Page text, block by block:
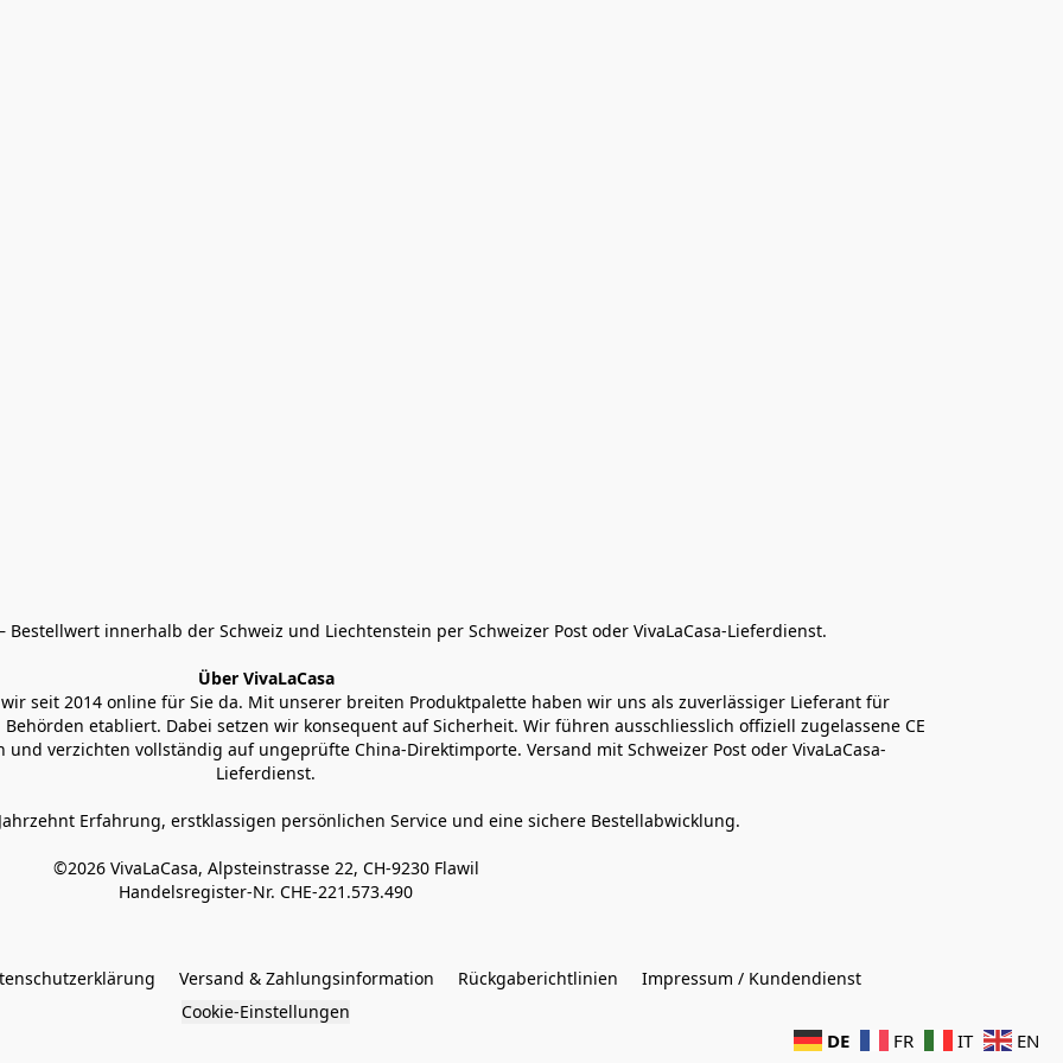
Bestellwert innerhalb der Schweiz und Liechtenstein per Schweizer Post oder VivaLaCasa-Lieferdienst.
Über VivaLaCasa
seit 2014 online für Sie da. Mit unserer breiten Produktpalette haben wir uns als zuverlässiger Lieferant für
etabliert. Dabei setzen wir konsequent auf Sicherheit. Wir führen ausschliesslich offiziell zugelassene CE
verzichten vollständig auf ungeprüfte China-Direktimporte. Versand mit Schweizer Post oder VivaLaCasa-
Lieferdienst.
Erfahrung, erstklassigen persönlichen Service und eine sichere Bestellabwicklung.
©2026 VivaLaCasa, Alpsteinstrasse 22, CH-9230 Flawil
Handelsregister-Nr. CHE-221.573.490
Versand & Zahlungsinformation Rückgaberichtlinien
Impressum / Kundendienst
Cookie-Einstellungen
DE FR IT EN